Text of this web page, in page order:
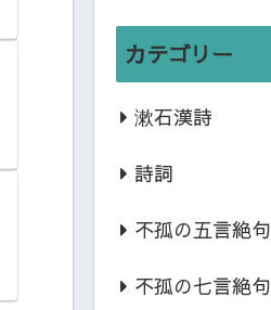
カテゴリー
漱石漢詩
詩詞
不孤の五言絶句
不孤の七言絶句